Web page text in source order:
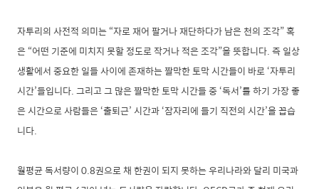
자투리의 사전적 의미는 “자로 재어 팔거나 재단하다가 남은 천의 조각” 혹
은 “어떤 기준에 미치지 못할 정도로 작거나 적은 조각”을 뜻합니다. 즉 일상
생활에서 중요한 일들 사이에 존재하는 짤막한 토막 시간들이 바로 ‘자투리
시간’들입니다. 그리고 그 많은 짤막한 토막 시간들 중 ‘독서’를 하기 가장 좋
은 시간으로 사람들은 ‘출퇴근’ 시간과 ‘잠자리에 들기 직전의 시간’을 꼽습
니다.
월평균 독서량이 0.8권으로 채 한권이 되지 못하는 우리나라와 달리 미국과